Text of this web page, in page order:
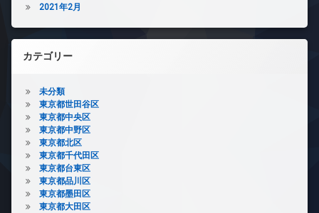
2021年2月
カテゴリー
未分類
東京都世田谷区
東京都中央区
東京都中野区
東京都北区
東京都千代田区
東京都台東区
東京都品川区
東京都墨田区
東京都大田区